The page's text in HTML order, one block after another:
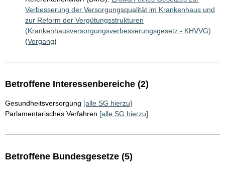
Verbesserung der Versorgungsqualität im Krankenhaus und
zur Reform der Vergütungsstrukturen
(Krankenhausversorgungsverbesserungsgesetz - KHVVG)
(Vorgang)
Betroffene Interessenbereiche (2)
Gesundheitsversorgung [alle SG hierzu]
Parlamentarisches Verfahren [alle SG hierzu]
Betroffene Bundesgesetze (5)